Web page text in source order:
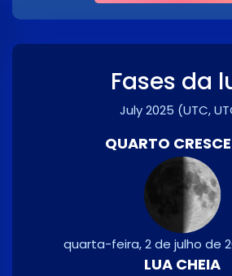
Fases da
July 2025 (UTC,
QUARTO
quarta-feira, 2 de julho de
LUA CHEIA